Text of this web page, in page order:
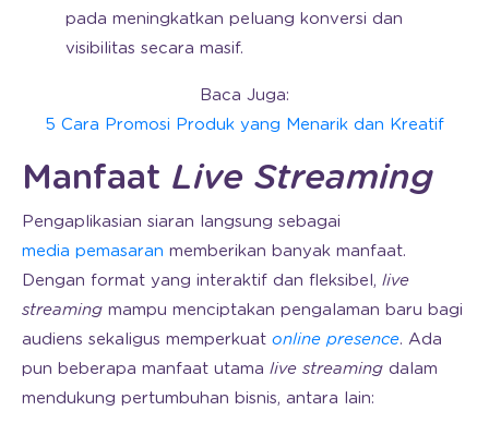
pada meningkatkan peluang konversi dan
visibilitas secara masif.
Baca Juga:
5 Cara Promosi Produk yang Menarik dan Kreatif
Manfaat Live Streaming
Pengaplikasian siaran langsung sebagai
media pemasaran memberikan banyak manfaat.
Dengan format yang interaktif dan fleksibel, live
streaming mampu menciptakan pengalaman baru bagi
audiens sekaligus memperkuat online presence. Ada
pun beberapa manfaat utama live streaming dalam
mendukung pertumbuhan bisnis, antara lain: